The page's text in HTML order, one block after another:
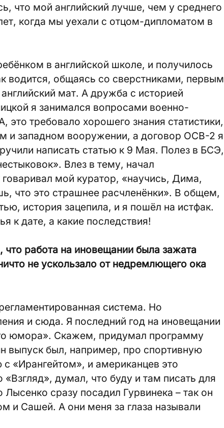
что мой английский лучше, чем у среднего
когда мы уехали с отцом-дипломатом в
в английской школе, и получилось
водится, общаясь со сверстниками, первым
мат. А дружба с историей
я занимался вопросами военно-
требовало хорошего знания статистики,
и западном вооружении, а договор ОСВ-2 я
написать статью к 9 Мая. Полез в БСЭ,
Влез в тему, начал
говаривал мой куратор, «научись, Дима,
что это страшнее расчленёнки». В общем,
история зацепила, и я пошёл на истфак.
к дате, а какие последствия!
работа на иновещании была зажата
не ускользало от недремлющего ока
система. Но
и сюда. Я последний год на иновещании
юмора». Скажем, придумал программу
выпуск был, например, про спортивную
«Ирангейтом», и американцев это
думал, что буду и там писать для
сразу посадил Гурвинека – так он
и Сашей. А они меня за глаза называли